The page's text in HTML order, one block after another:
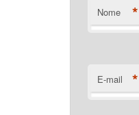
Nome *
E-mail *